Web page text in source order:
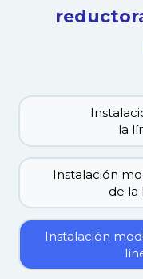
la
Instalación
de la
Instalación